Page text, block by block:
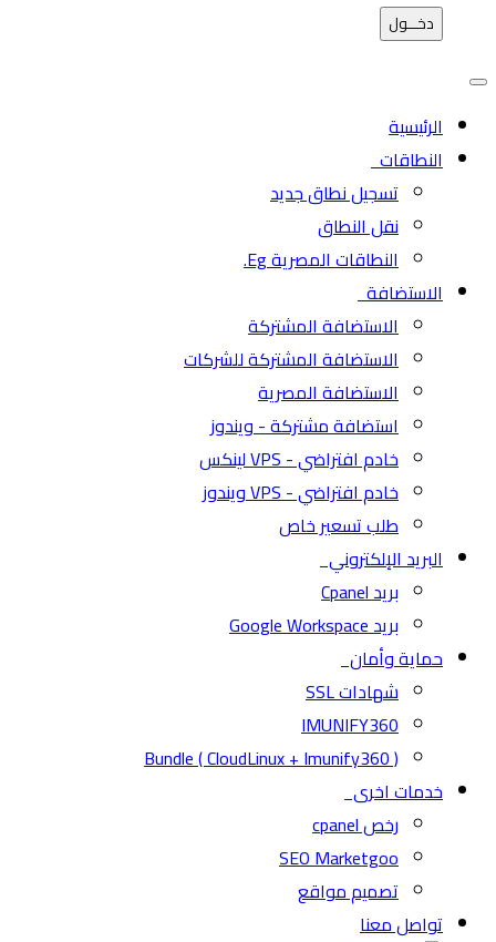
دخـــول
الرئيسية
النطاقات
تسجيل نطاق جديد
نقل النطاق
النطاقات المصرية Eg.
الاستضافة
الاستضافة المشتركة
الاستضافة المشتركة للشركات
الاستضافة المصرية
استضافة مشتركة - ويندوز
خادم افتراضي - VPS لينكس
خادم افتراضي - VPS ويندوز
طلب تسعير خاص
البريد الإلكتروني
بريد Cpanel
بريد Google Workspace
حماية وأمان
شهادات SSL
IMUNIFY360
( CloudLinux + Imunify360 ) Bundle
خدمات اخرى
رخص cpanel
SEO Marketgoo
تصميم مواقع
تواصل معنا